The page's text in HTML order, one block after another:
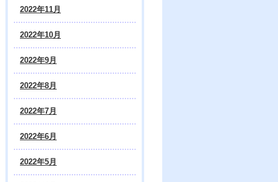
2022年11月
2022年10月
2022年9月
2022年8月
2022年7月
2022年6月
2022年5月